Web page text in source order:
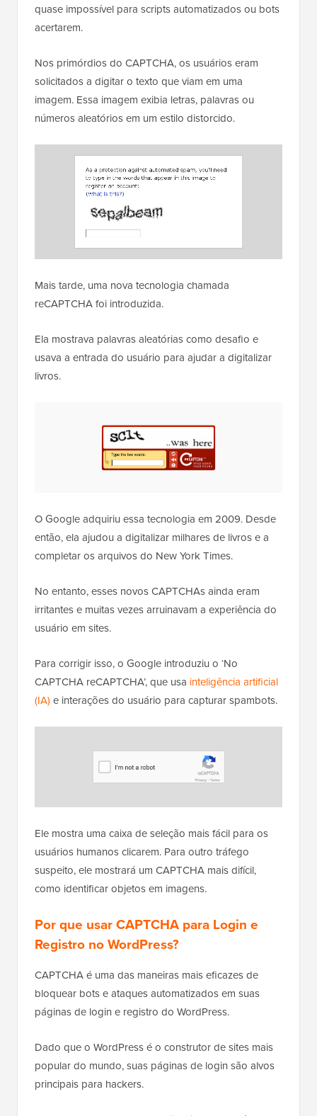
quase impossível para scripts automatizados ou bots
acertarem.
Nos primórdios do CAPTCHA, os usuários eram
solicitados a digitar o texto que viam em uma
imagem. Essa imagem exibia letras, palavras ou
números aleatórios em um estilo distorcido.
Mais tarde, uma nova tecnologia chamada
reCAPTCHA foi introduzida.
Ela mostrava palavras aleatórias como desafio e
usava a entrada do usuário para ajudar a digitalizar
livros.
O Google adquiriu essa tecnologia em 2009. Desde
então, ela ajudou a digitalizar milhares de livros e a
completar os arquivos do New York Times.
No entanto, esses novos CAPTCHAs ainda eram
irritantes e muitas vezes arruinavam a experiência do
usuário em sites.
Para corrigir isso, o Google introduziu o ‘No
CAPTCHA reCAPTCHA’, que usa inteligência artificial
(IA) e interações do usuário para capturar spambots.
Ele mostra uma caixa de seleção mais fácil para os
usuários humanos clicarem. Para outro tráfego
suspeito, ele mostrará um CAPTCHA mais difícil,
como identificar objetos em imagens.
Por que usar CAPTCHA para Login e
Registro no WordPress?
CAPTCHA é uma das maneiras mais eficazes de
bloquear bots e ataques automatizados em suas
páginas de login e registro do WordPress.
Dado que o WordPress é o construtor de sites mais
popular do mundo, suas páginas de login são alvos
principais para hackers.